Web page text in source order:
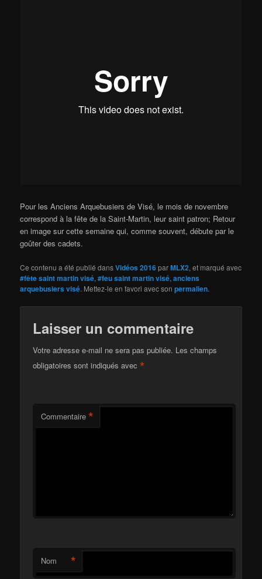
Pour les Anciens Arquebusiers de Visé, le mois de novembre
correspond à la fête de la Saint-Martin, leur saint patron; Retour
en image sur cette semaine qui, comme souvent, débute par le
goûter des cadets.
Ce contenu a été publié dansVidéos 2016parMLX2, et marqué avec
#fête saint martin visé,#feu saint martin visé,anciens
arquebusiers visé. Mettez-le en favori avec sonpermalien.
Laisser un commentaire
Votre adresse e-mail ne sera pas publiée. Les champs
obligatoires sont indiqués avec*
Commentaire *
Nom *